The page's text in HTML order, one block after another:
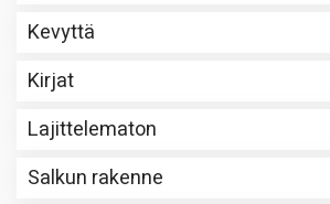
Kevyttä
Kirjat
Lajittelematon
Salkun rakenne